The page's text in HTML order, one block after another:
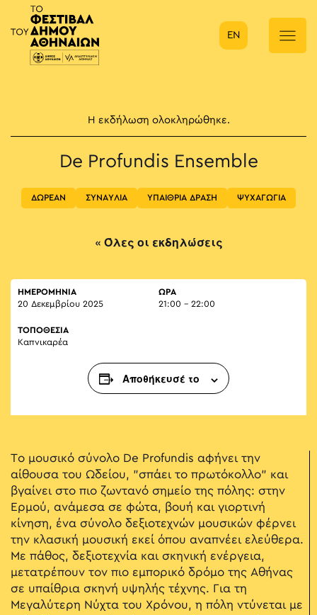
Κύρια πλοήγηση
EN
Η εκδήλωση ολοκληρώθηκε.
De Profundis Ensemble
ΔΩΡΕΑΝ ΣΥΝΑΥΛΙΑ ΥΠΑΙΘΡΙΑ ΔΡΑΣΗ ΨΥΧΑΓΩΓΙΑ
« Όλες οι εκδηλώσεις
ΗΜΕΡΟΜΗΝΙΑ
20 Δεκεμβρίου 2025
ΏΡΑ
21:00 - 22:00
ΤΟΠΟΘΕΣΙΑ
Καπνικαρέα
Αποθήκευσέ το
Το μουσικό σύνολο De Profundis αφήνει την
αίθουσα του Ωδείου, "σπάει το πρωτόκολλο" και
βγαίνει στο πιο ζωντανό σημείο της πόλης: στην
Ερμού, ανάμεσα σε φώτα, βουή και γιορτινή
κίνηση, ένα σύνολο δεξιοτεχνών μουσικών φέρνει
την κλασική μουσική εκεί όπου αναπνέει ελεύθερα.
Με πάθος, δεξιοτεχνία και σκηνική ενέργεια,
μετατρέπουν τον πιο εμπορικό δρόμο της Αθήνας
σε υπαίθρια σκηνή υψηλής τέχνης. Για τη
Μεγαλύτερη Νύχτα του Χρόνου, η πόλη ντύνεται με